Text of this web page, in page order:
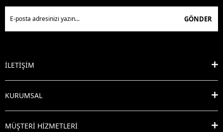
GÖNDER
İLETİŞİM
KURUMSAL
MÜŞTERİ HİZMETLERİ